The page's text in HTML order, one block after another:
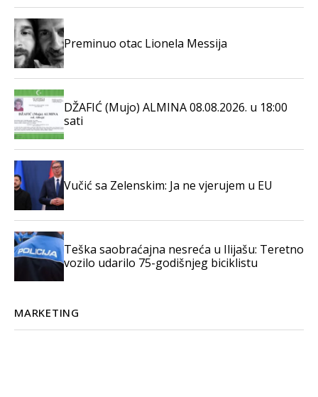
Preminuo otac Lionela Messija
DŽAFIĆ (Mujo) ALMINA 08.08.2026. u 18:00
sati
Vučić sa Zelenskim: Ja ne vjerujem u EU
Teška saobraćajna nesreća u Ilijašu: Teretno
vozilo udarilo 75-godišnjeg biciklistu
MARKETING